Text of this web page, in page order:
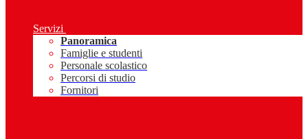
Servizi
Panoramica
Famiglie e studenti
Personale scolastico
Percorsi di studio
Fornitori